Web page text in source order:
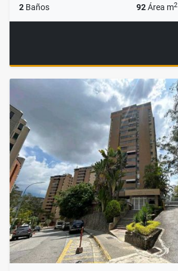
2 Baños 92Área m2